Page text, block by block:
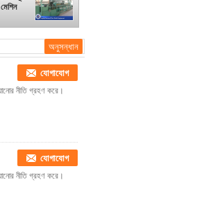
যোগাযোগ
নীতি গ্রহণ করে।
যোগাযোগ
নীতি গ্রহণ করে।